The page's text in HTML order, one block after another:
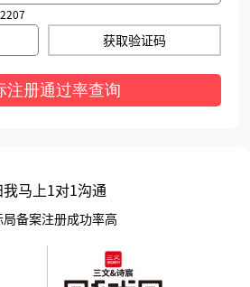
获取验证码
注册通过率查询
马上1对1沟通
局备案注册成功率高